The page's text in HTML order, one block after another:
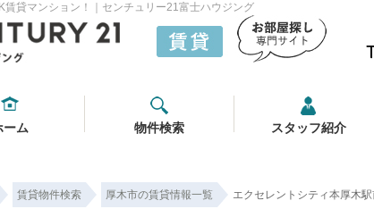
賃貸マンション！｜センチュリー21富士ハウジング
ーム 物件検索 スタッフ紹介
賃貸物件検索 厚木市の賃貸情報一覧 エクセレントシティ本厚木